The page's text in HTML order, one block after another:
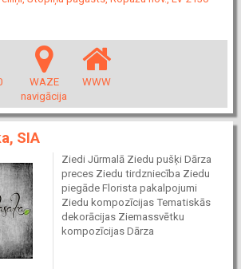
WAZE
navigācija
WWW
SIA
Ziedi Jūrmalā Ziedu pušķi Dārza
preces Ziedu tirdzniecība Ziedu
piegāde Florista pakalpojumi
Ziedu kompozīcijas Tematiskās
dekorācijas Ziemassvētku
kompozīcijas Dārza